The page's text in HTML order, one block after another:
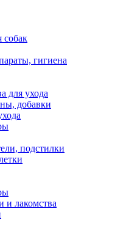
гигиена
для ухода
добавки
подстилки
и лакомства